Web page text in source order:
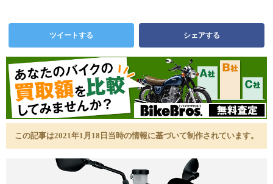
ツイートする シェアする
この記事は2021年1月18日当時の情報に基づいて制作されています。